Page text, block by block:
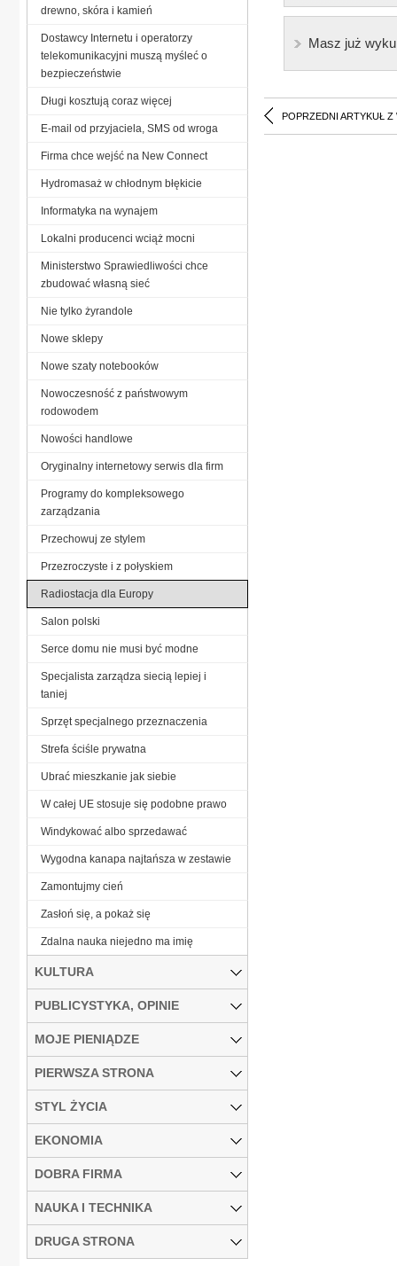
Masz już
POPRZEDNI ARTYKUŁ Z
drewno, skóra i kamień
Dostawcy Internetu i operatorzy
telekomunikacyjni muszą myśleć o
bezpieczeństwie
Długi kosztują coraz więcej
E-mail od przyjaciela, SMS od wroga
Firma chce wejść na New Connect
Hydromasaż w chłodnym błękicie
Informatyka na wynajem
Lokalni producenci wciąż mocni
Ministerstwo Sprawiedliwości chce
zbudować własną sieć
Nie tylko żyrandole
Nowe sklepy
Nowe szaty notebooków
Nowoczesność z państwowym
rodowodem
Nowości handlowe
Oryginalny internetowy serwis dla firm
Programy do kompleksowego
zarządzania
Przechowuj ze stylem
Przezroczyste i z połyskiem
Radiostacja dla Europy
Salon polski
Serce domu nie musi być modne
Specjalista zarządza siecią lepiej i
taniej
Sprzęt specjalnego przeznaczenia
Strefa ściśle prywatna
Ubrać mieszkanie jak siebie
W całej UE stosuje się podobne prawo
Windykować albo sprzedawać
Wygodna kanapa najtańsza w zestawie
Zamontujmy cień
Zasłoń się, a pokaż się
Zdalna nauka niejedno ma imię
KULTURA
PUBLICYSTYKA, OPINIE
MOJE PIENIĄDZE
PIERWSZA STRONA
STYL ŻYCIA
EKONOMIA
DOBRA FIRMA
NAUKA I TECHNIKA
DRUGA STRONA